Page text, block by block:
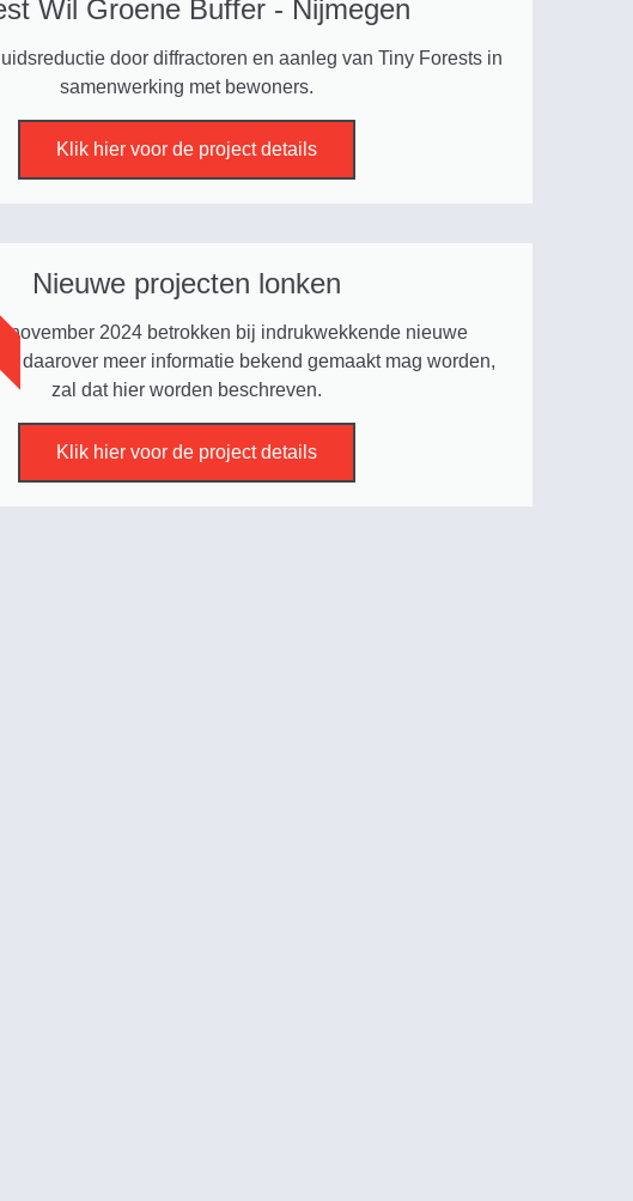
Wil Groene Buffer - Nijmegen
door diffractoren en aanleg van Tiny Forests in
samenwerking met bewoners.
Klik hier voor de project details
Nieuwe projecten lonken
november 2024 betrokken bij indrukwekkende nieuwe
daarover meer informatie bekend gemaakt mag worden,
zal dat hier worden beschreven.
Klik hier voor de project details